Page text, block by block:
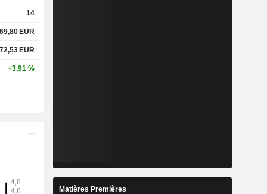
14
69,80 EUR
72,53 EUR
+3,91 %
Matières Premières